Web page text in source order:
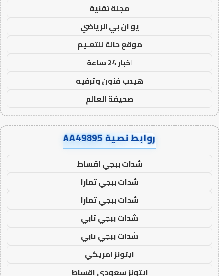
مجلة تقنية
يو ان بي الرياضي
موقع حالة للتعليم
اخبار 24 ساعة
هيدب فنون وترفيه
صحيفة العالم
روابط نصية AA49895
شدات ببجي اقساط
شدات ببجي تمارا
شدات ببجي تمارا
شدات ببجي تابي
شدات ببجي تابي
ايتونز امريكي
ايتونز سعودي اقساط